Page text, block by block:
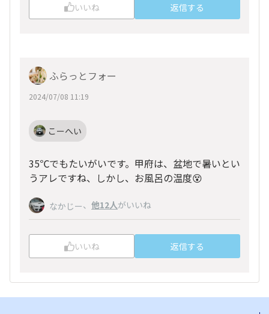
いいね 返信する
ふらっとフォー
2024/07/08 11:19
こーへい
35℃でもたいがいです。甲府は、盆地で暑いとい
うアレですね、しかし、お風呂の温度😵
なかじー、 他12人がいいね
いいね 返信する